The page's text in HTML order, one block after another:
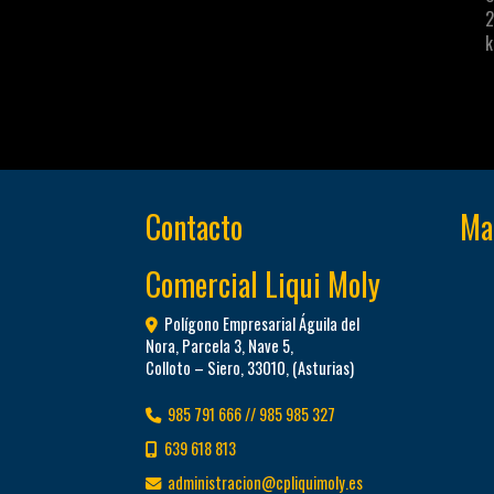
Contacto
Comercial Liqui Moly
Polígono Empresarial Águila del
Nora, Parcela 3, Nave 5,
Colloto – Siero,33010,(Asturias)
985 791 666 // 985 985 327
639 618 813
administracion
cpliquimoly.es